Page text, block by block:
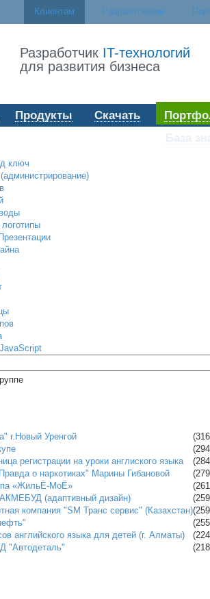
Клиентам Разработчикам
Разработчик IT-технологий
для развития бизнеса
Продукты Скачать
ключ
г.Новый Уренгой
регистрации на уроки англиского языка
о наркотиках" Марины Гибановой
«ЖильЁ-МоЁ»
АКМЕБУД (адаптивный дизайн)
компания "SM Транс сервис" (Казахстан)
английского языка для детей (г. Алматы)
"Автодеталь"